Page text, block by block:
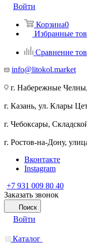
Войти
Корзина0
Избранные
Сравнение
info@litokol.market
г. Набережные
г. Казань, ул. Клары
г. Чебоксары,
г. Ростов-на-Дону,
Вконтакте
Instagram
+7 931 009 80 40
Заказать звонок
Поиск
Войти
Каталог